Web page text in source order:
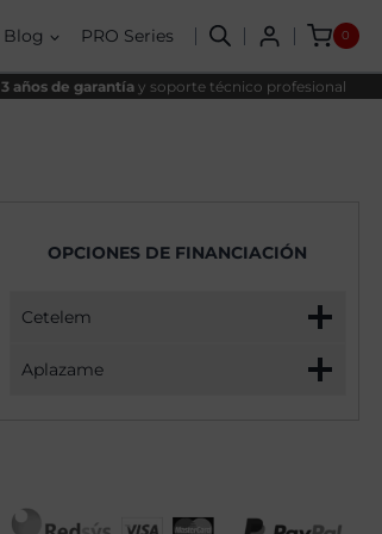
Blog PRO Series 0
3 años de garantía y soporte técnico profesional
OPCIONES DE FINANCIACIÓN
Cetelem
Aplazame
7
32GB,
2TB
Pro